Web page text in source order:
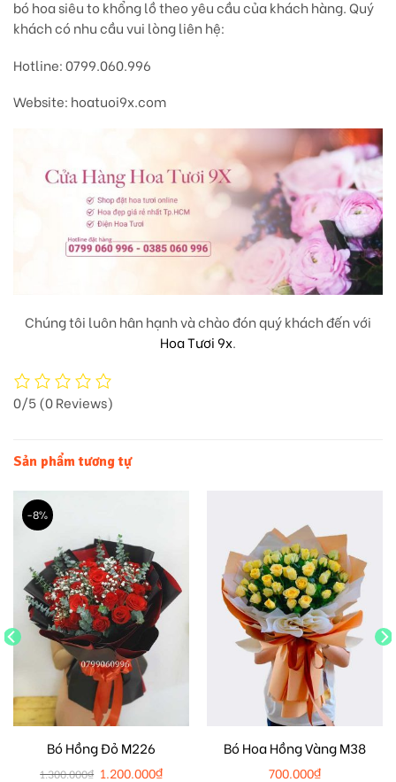
bó hoa siêu to khổng lồ theo yêu cầu của khách hàng. Quý
khách có nhu cầu vui lòng liên hệ:
Hotline: 0799.060.996
Website: hoatuoi9x.com
Chúng tôi luôn hân hạnh và chào đón quý khách đến với
Hoa Tươi 9x.
0/5(0 Reviews)
Sản phẩm tương tự
-8%
Bó Hồng Đỏ M226
1.300.000₫ 1.200.000₫
Bó Hoa Hồng Vàng M38
700.000₫